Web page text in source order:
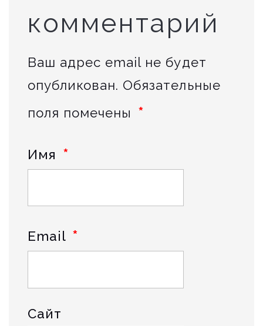
комментарий
Ваш адрес email не будет
опубликован. Обязательные
поля помечены *
Имя *
Email *
Сайт